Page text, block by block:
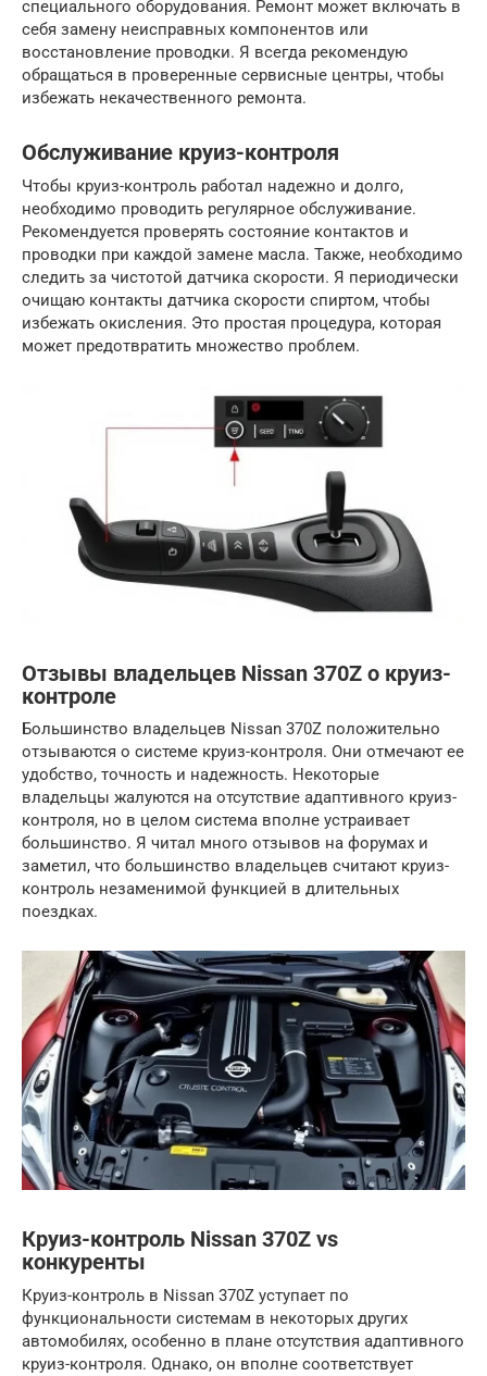
специального оборудования. Ремонт может включать в
себя замену неисправных компонентов или
восстановление проводки. Я всегда рекомендую
обращаться в проверенные сервисные центры, чтобы
избежать некачественного ремонта.
Обслуживание круиз-контроля
Чтобы круиз-контроль работал надежно и долго,
необходимо проводить регулярное обслуживание.
Рекомендуется проверять состояние контактов и
проводки при каждой замене масла. Также, необходимо
следить за чистотой датчика скорости. Я периодически
очищаю контакты датчика скорости спиртом, чтобы
избежать окисления. Это простая процедура, которая
может предотвратить множество проблем.
Отзывы владельцев Nissan 370Z о круиз-
контроле
Большинство владельцев Nissan 370Z положительно
отзываются о системе круиз-контроля. Они отмечают ее
удобство, точность и надежность. Некоторые
владельцы жалуются на отсутствие адаптивного круиз-
контроля, но в целом система вполне устраивает
большинство. Я читал много отзывов на форумах и
заметил, что большинство владельцев считают круиз-
контроль незаменимой функцией в длительных
поездках.
Круиз-контроль Nissan 370Z vs
конкуренты
Круиз-контроль в Nissan 370Z уступает по
функциональности системам в некоторых других
автомобилях, особенно в плане отсутствия адаптивного
круиз-контроля. Однако, он вполне соответствует